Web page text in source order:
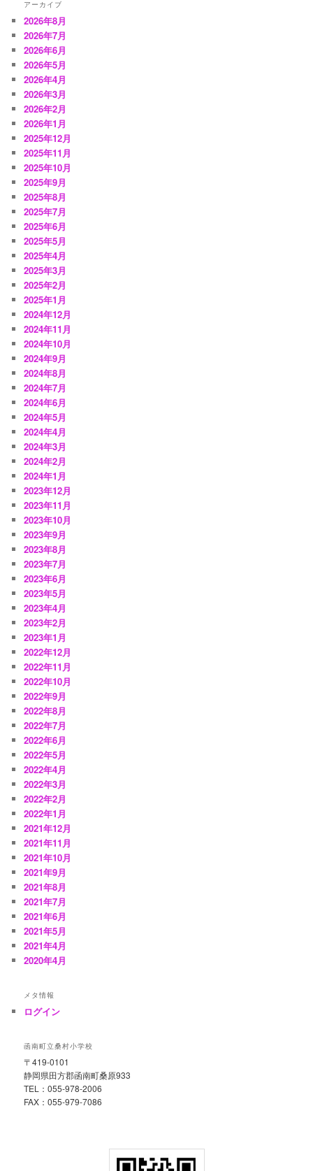
アーカイブ
2026年8月
2026年7月
2026年6月
2026年5月
2026年4月
2026年3月
2026年2月
2026年1月
2025年12月
2025年11月
2025年10月
2025年9月
2025年8月
2025年7月
2025年6月
2025年5月
2025年4月
2025年3月
2025年2月
2025年1月
2024年12月
2024年11月
2024年10月
2024年9月
2024年8月
2024年7月
2024年6月
2024年5月
2024年4月
2024年3月
2024年2月
2024年1月
2023年12月
2023年11月
2023年10月
2023年9月
2023年8月
2023年7月
2023年6月
2023年5月
2023年4月
2023年2月
2023年1月
2022年12月
2022年11月
2022年10月
2022年9月
2022年8月
2022年7月
2022年6月
2022年5月
2022年4月
2022年3月
2022年2月
2022年1月
2021年12月
2021年11月
2021年10月
2021年9月
2021年8月
2021年7月
2021年6月
2021年5月
2021年4月
2020年4月
メタ情報
ログイン
函南町立桑村小学校
〒419-0101
静岡県田方郡函南町桑原933
TEL：055-978-2006
FAX：055-979-7086